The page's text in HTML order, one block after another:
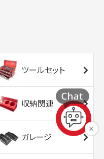
ツールセット
収納関連
ガレージ